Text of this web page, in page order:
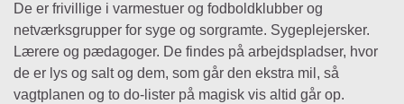
De er frivillige i varmestuer og fodboldklubber og
netværksgrupper for syge og sorgramte. Sygeplejersker.
Lærere og pædagoger. De findes på arbejdspladser, hvor
de er lys og salt og dem, som går den ekstra mil, så
vagtplanen og to do-lister på magisk vis altid går op.